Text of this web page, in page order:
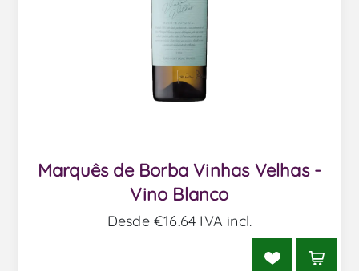
Marquês de Borba Vinhas Velhas -
Vino Blanco
Desde €16,64 IVA incl.